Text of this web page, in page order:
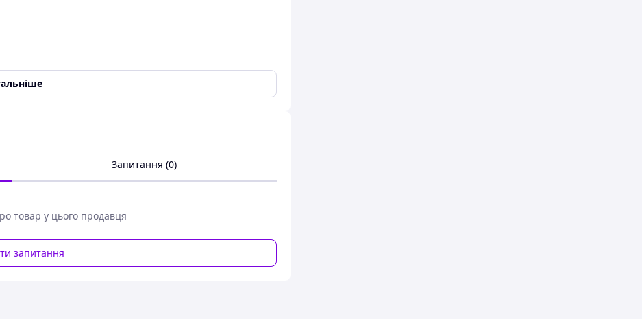
СБ (предм. №256159, катав. №256159) ЕВ687
Запитання (0)
товар у цього продавця
запитання